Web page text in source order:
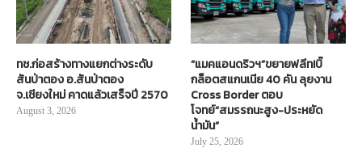
ทช.ก่อสร้างทางแยกต่างระดับ
สันป่าตอง อ.สันป่าตอง
จ.เชียงใหม่ คาดแล้วเสร็จปี 2570
August 3, 2026
“แมคแอนดริวฯ”ขยายฟลีท!บิ๊
กล็อตสแกนเนีย 40 คัน ลุยงาน
Cross Border ตอบ
โจทย์“สมรรถนะสูง-ประหยัด
น้ำมัน”
July 25, 2026